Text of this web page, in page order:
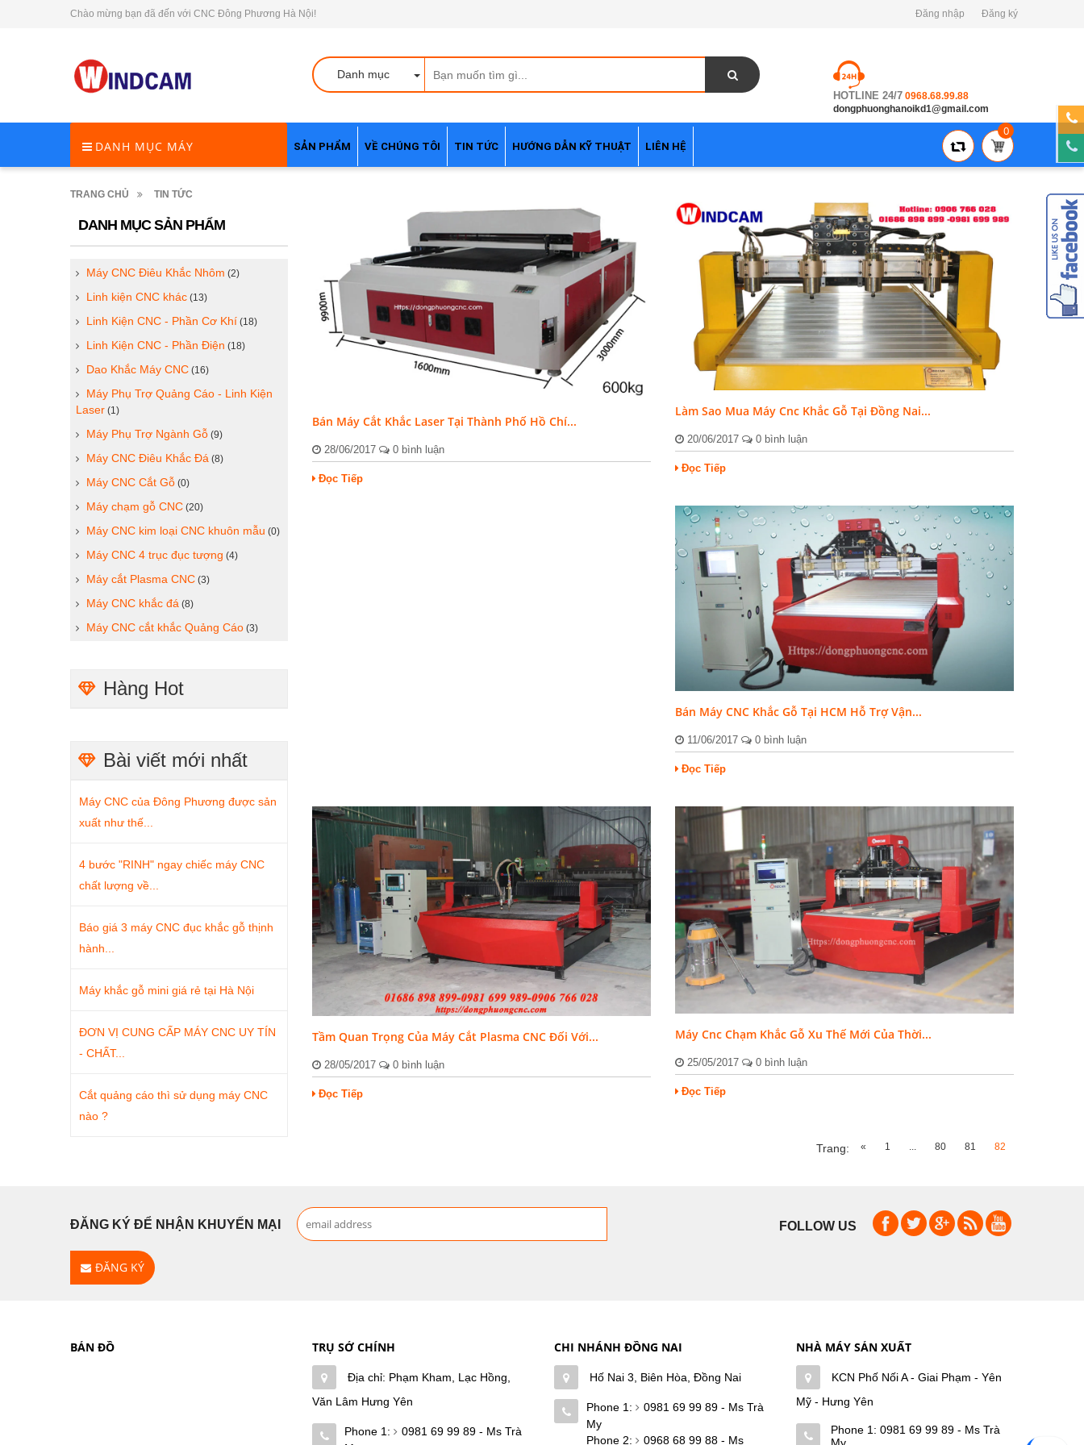
Chào mừng bạn đã đến với CNC Đông Phương Hà Nội! Đăng nhập Đăng ký
Danh mục
HOTLINE 24/7 0968.68.99.88
dongphuonghanoikd1@gmail.com
DANH MỤC MÁY SẢN PHẨM VỀ CHÚNG TÔI TIN TỨC HƯỚNG DẪN KỸ THUẬT LIÊN HỆ
0
TRANG CHỦ TIN TỨC
DANH MỤC SẢN PHẨM
Máy CNC Điêu Khắc Nhôm (2)
Linh kiện CNC khác (13)
Linh Kiện CNC - Phần Cơ Khí (18)
Linh Kiện CNC - Phần Điện (18)
Dao Khắc Máy CNC (16)
Máy Phụ Trợ Quảng Cáo - Linh Kiện
Laser (1)
Máy Phụ Trợ Ngành Gỗ (9)
Máy CNC Điêu Khắc Đá (8)
Máy CNC Cắt Gỗ (0)
Máy chạm gỗ CNC (20)
Máy CNC kim loại CNC khuôn mẫu (0)
Máy CNC 4 trục đục tượng (4)
Máy cắt Plasma CNC (3)
Máy CNC khắc đá (8)
Máy CNC cắt khắc Quảng Cáo (3)
Hàng Hot
Bài viết mới nhất
Máy CNC của Đông Phương được sản
xuất như thế...
4 bước "RINH" ngay chiếc máy CNC
chất lượng về...
Báo giá 3 máy CNC đục khắc gỗ thịnh
hành...
Máy khắc gỗ mini giá rẻ tại Hà Nội
ĐƠN VỊ CUNG CẤP MÁY CNC UY TÍN
- CHẤT...
Cắt quảng cáo thì sử dụng máy CNC
nào ?
Bán Máy Cắt Khắc Laser Tại Thành Phố Hồ Chí...
28/06/2017 0 bình luận
Đọc Tiếp
Làm Sao Mua Máy Cnc Khắc Gỗ Tại Đồng Nai...
20/06/2017 0 bình luận
Đọc Tiếp
Bán Máy CNC Khắc Gỗ Tại HCM Hỗ Trợ Vận...
11/06/2017 0 bình luận
Đọc Tiếp
Tầm Quan Trọng Của Máy Cắt Plasma CNC Đối Với...
28/05/2017 0 bình luận
Đọc Tiếp
Máy Cnc Chạm Khắc Gỗ Xu Thế Mới Của Thời...
25/05/2017 0 bình luận
Đọc Tiếp
Trang: « 1 ... 80 81 82
ĐĂNG KÝ ĐỂ NHẬN KHUYẾN MẠI
ĐĂNG KÝ
FOLLOW US
BẢN ĐỒ TRỤ SỞ CHÍNH
Địa chỉ: Phạm Kham, Lạc Hồng,
Văn Lâm Hưng Yên
Phone 1:
0981 69 99 89 - Ms Trà
CHI NHÁNH ĐỒNG NAI
Hố Nai 3, Biên Hòa, Đồng Nai
Phone 1:
0981 69 99 89 - Ms Trà
My
Phone 2:
0968 68 99 88 - Ms
NHÀ MÁY SẢN XUẤT
KCN Phố Nối A - Giai Phạm - Yên
Mỹ - Hưng Yên
Phone 1: 0981 69 99 89 - Ms Trà